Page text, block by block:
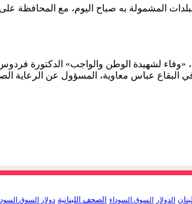
في حكومة تصريف الاعمال العميد محمد فهمي رقم 1358 ينتهي اقفال القرى والبلدات
«وفاء لشهيدة الوطن والواجب» الدكتورة
عباس معاوية، المسؤول عن الرعاية
الدولار السوق السوداء الصحف اللبنانية دولار السوق